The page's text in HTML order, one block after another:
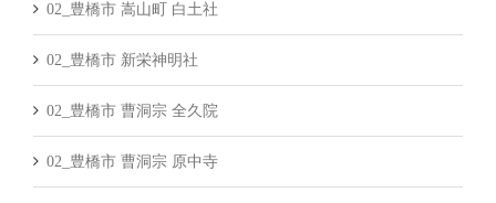
02_豊橋市 嵩山町 白土社
02_豊橋市 新栄神明社
02_豊橋市 曹洞宗 全久院
02_豊橋市 曹洞宗 原中寺